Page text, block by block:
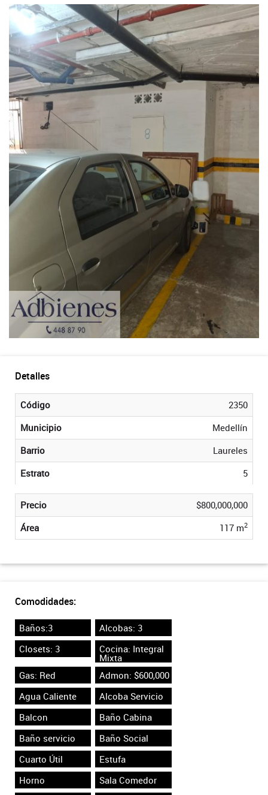
Detalles
Código
2350
Municipio
Medellín
Barrio
Laureles
Estrato
5
Precio
$800,000,000
Área
117 m2
Comodidades:
Baños:3
Alcobas: 3
Closets: 3
Cocina: Integral
Mixta
Gas: Red
Admon: $600,000
Agua Caliente
Alcoba Servicio
Balcon
Baño Cabina
Baño servicio
Baño Social
Cuarto Útil
Estufa
Horno
Sala Comedor